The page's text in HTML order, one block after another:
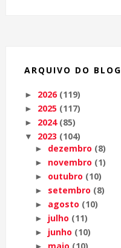
ARQUIVO DO BLOG
► 2026 (119)
► 2025 (117)
► 2024 (85)
▼ 2023 (104)
► dezembro (8)
► novembro (1)
► outubro (10)
► setembro (8)
► agosto (10)
► julho (11)
► junho (10)